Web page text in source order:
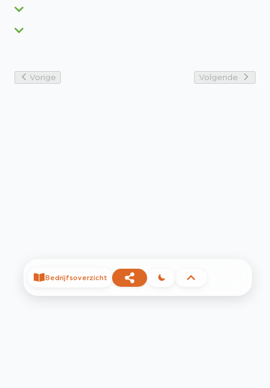
Vorige Volgende
Bedrijfsoverzicht